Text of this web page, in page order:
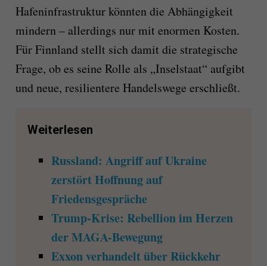
Hafeninfrastruktur könnten die Abhängigkeit
mindern – allerdings nur mit enormen Kosten.
Für Finnland stellt sich damit die strategische
Frage, ob es seine Rolle als „Inselstaat“ aufgibt
und neue, resilientere Handelswege erschließt.
Weiterlesen
Russland: Angriff auf Ukraine
zerstört Hoffnung auf
Friedensgespräche
Trump-Krise: Rebellion im Herzen
der MAGA-Bewegung
Exxon verhandelt über Rückkehr